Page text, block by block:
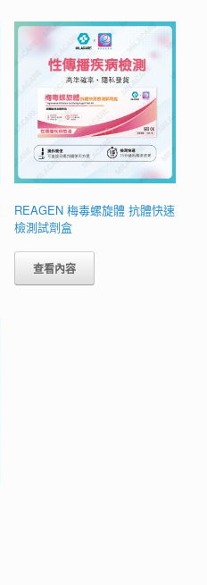
REAGEN 梅毒螺旋體 抗體快速
檢測試劑盒
查看內容